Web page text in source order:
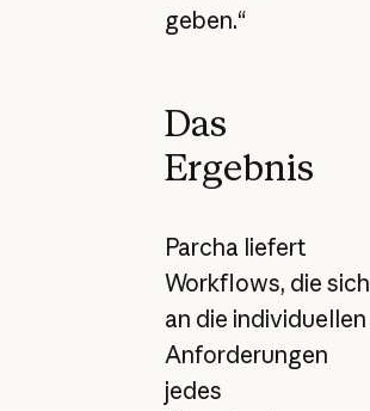
geben.“
Das
Ergebnis
Parcha liefert
Workflows, die sich
an die individuellen
Anforderungen
jedes